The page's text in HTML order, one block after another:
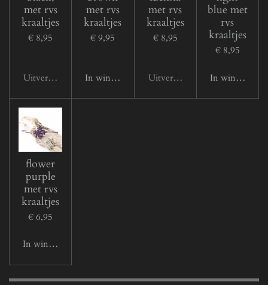
met rvs
kraaltjes
€ 8,95
Uitverkocht
met rvs
kraaltjes
€ 9,95
In winkelwagen
met rvs
kraaltjes
€ 8,95
Uitverkocht
blue met
rvs
kraaltjes
€ 8,95
In
flower
purple
met rvs
kraaltjes
€ 6,95
In winkelwagen